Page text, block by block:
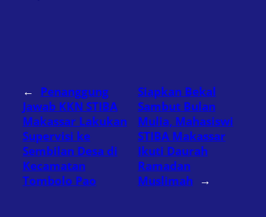
← Penanggung
Jawab KKN STIBA
Makassar Lakukan
Supervisi ke
Sembilan Desa di
Kecamatan
Tombolo Pao
Siapkan Bekal
Sambut Bulan
Mulia, Mahasiswi
STIBA Makassar
Ikuti Daurah
Ramadan
Muslimah →